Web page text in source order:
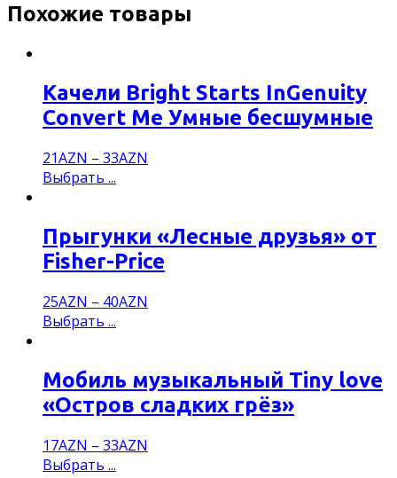
Похожие товары
Качели Bright Starts InGenuity
Convert Me Умные бесшумные
21AZN – 33AZN
Выбрать ...
Прыгунки «Лесные друзья» от
Fisher-Price
25AZN – 40AZN
Выбрать ...
Мобиль музыкальный Tiny love
«Остров сладких грёз»
17AZN – 33AZN
Выбрать ...